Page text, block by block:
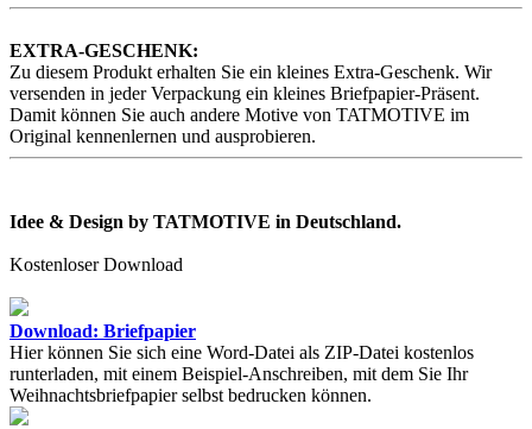
EXTRA-GESCHENK:
Zu diesem Produkt erhalten Sie ein kleines Extra-Geschenk. Wir
versenden in jeder Verpackung ein kleines Briefpapier-Präsent.
Damit können Sie auch andere Motive von TATMOTIVE im
Original kennenlernen und ausprobieren.
Idee & Design by TATMOTIVE in Deutschland.
Kostenloser Download
Download: Briefpapier
Hier können Sie sich eine Word-Datei als ZIP-Datei kostenlos
runterladen, mit einem Beispiel-Anschreiben, mit dem Sie Ihr
Weihnachtsbriefpapier selbst bedrucken können.